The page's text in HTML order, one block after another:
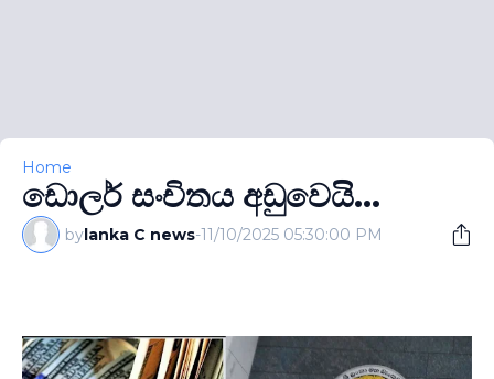
Home
ඩොලර් සංචිතය අඩුවෙයි...
bylanka C news-11/10/2025 05:30:00 PM